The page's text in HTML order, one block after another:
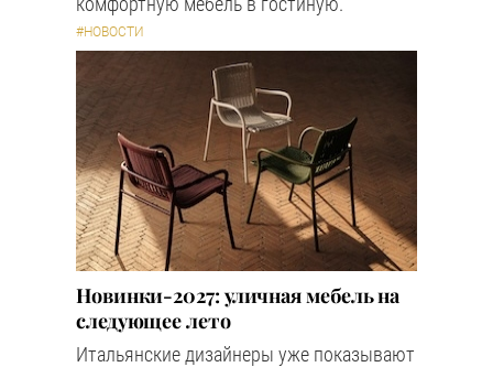
#НОВОСТИ
Новинки-2027: уличная мебель на
следующее лето
Итальянские дизайнеры уже показывают